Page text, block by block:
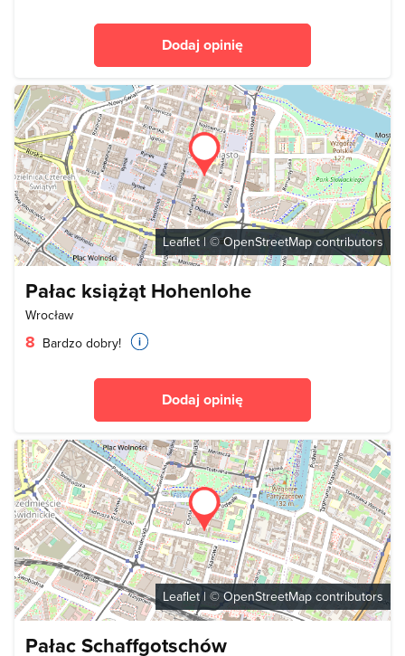
Dodaj opinię
Leaflet | ©OpenStreetMap contributors
Pałac książąt Hohenlohe
Wrocław
8 Bardzo dobry!
Dodaj opinię
Leaflet | © OpenStreetMap contributors
Pałac Schaffgotschów